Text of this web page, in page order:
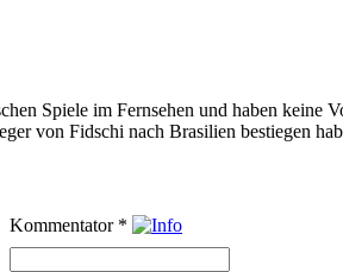
Spiele im Fernsehen und haben keine
von Fidschi nach Brasilien bestiegen
Kommentator *